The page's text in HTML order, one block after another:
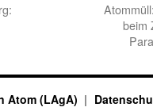
beim
Atom (LAgA)